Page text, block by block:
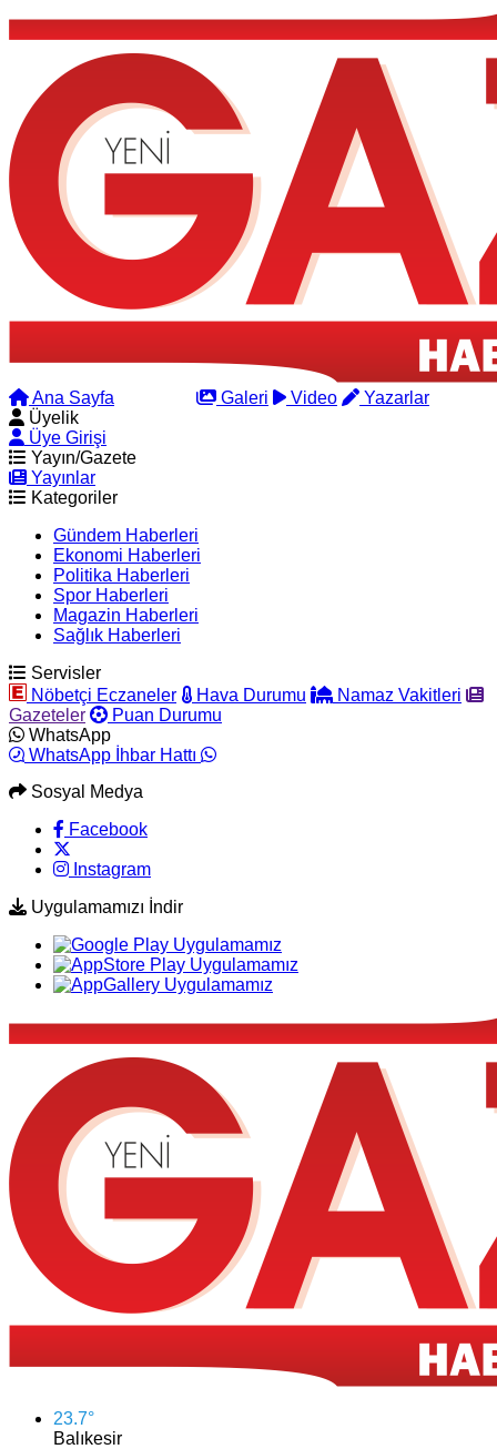
Ana Sayfa Galeri Video
Yazarlar
Üyelik
Üye Girişi
Yayın/Gazete
Yayınlar
Kategoriler
Gündem Haberleri
Ekonomi Haberleri
Politika Haberleri
Spor Haberleri
Magazin Haberleri
Sağlık Haberleri
Servisler
Nöbetçi Eczaneler
Hava Durumu
Namaz Vakitleri
Gazeteler
Puan Durumu
WhatsApp
WhatsApp İhbar Hattı
Sosyal Medya
Facebook
Instagram
Uygulamamızı İndir
23.7°
Balıkesir